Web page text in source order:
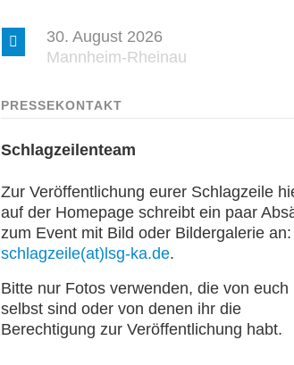
30. August 2026
Mannheim-Rheinau
PRESSEKONTAKT
Schlagzeilenteam
Zur Veröffentlichung eurer Schlagzeile
auf der Homepage schreibt ein paar
zum Event mit Bild oder Bildergalerie an:
schlagzeile(at)lsg-ka.de.
Bitte nur Fotos verwenden, die von euch
selbst sind oder von denen ihr die
Berechtigung zur Veröffentlichung habt.